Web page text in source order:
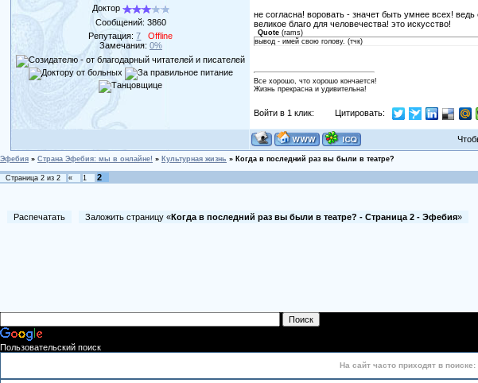
Доктор
Сообщений: 3860
Репутация:7
Offline
Замечания: 0%
не согласна! воровать - значет быть умнее всех!
великое благо для человечества! это искусство!
Quote (rams)
вывод - имей свою голову. (тчк)
Все хорошо, что хорошо кончается!
Жизнь прекрасна и удивительна!
Войти в 1 клик: Цитировать:
Эфебия » Страна Эфебия: мы в онлайне! » Культурная жизнь » Когда в последний раз вы были в театре?
Страница 2 из 2 « 1
2
Распечатать Заложить страницу «Когда в последний раз вы были в театре? - Страница 2 - Эфебия»
Пользовательский поиск
На сайт часто приходят в поиске: